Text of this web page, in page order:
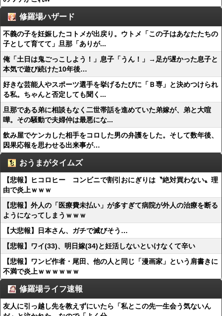
修羅場ハザード
不義の子を妊娠したコトメが出戻り。ウトメ「この子はあなたたちの
子として育てて」旦那「ありが...
俺「土日は鬼ごっこしよう！」息子「うん！」→足が遅かった息子と
本気で遊び続けた10年後…
好きな芸能人やスポーツ選手を挙げるたびに「Ｂ専」と決めつけられ
る私。ちゃんと否定しても聞く...
旦那である弟に相談もなく二世帯話を進めていた弟嫁が、弟と大喧
嘩。その騒動で夫婦仲は最悪にな...
飲み屋でケンカした相手をコロした男の弁護をした。そして数年後、
因果応報を思わせる出来事が…
おうまがタイムズ
【悲報】ヒコロヒー コンビニで割引おにぎりは〝絶対買わない〟理
由で炎上ｗｗｗ
【悲報】外人の「医療費未払い」が多すぎて病院が外人の治療を断る
ようになってしまうｗｗｗ
【大悲報】日本さん、ガチで滅びそう…
【悲報】ワイ(33)、明日嫁(34)と妊活しないといけなくて辛い
【悲報】ワンピ作者・尾田、他の人と同じ「漫画家」という肩書きに
不満で炎上ｗｗｗｗｗｗ
修羅場ライフ速報
友人に引っ越し先を教えずにいたら「私とこの先一生会う気ないん